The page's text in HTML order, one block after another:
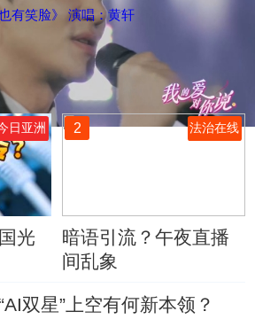
有笑脸》 演唱：黄轩
日亚洲
光
2 法治在线
暗语引流？午夜直播
间乱象
双星”上空有何新本领？